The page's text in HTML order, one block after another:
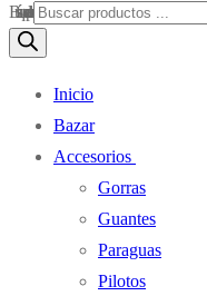
Búsqueda de productos
Inicio
Bazar
Accesorios
Gorras
Guantes
Paraguas
Pilotos